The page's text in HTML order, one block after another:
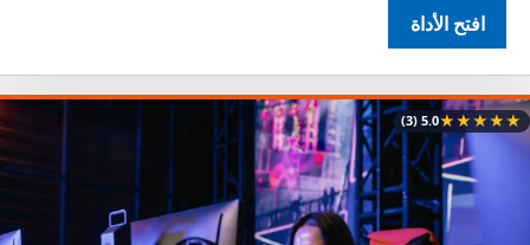
افتح الأداة
★
★
★
★
★
5.0
(3)